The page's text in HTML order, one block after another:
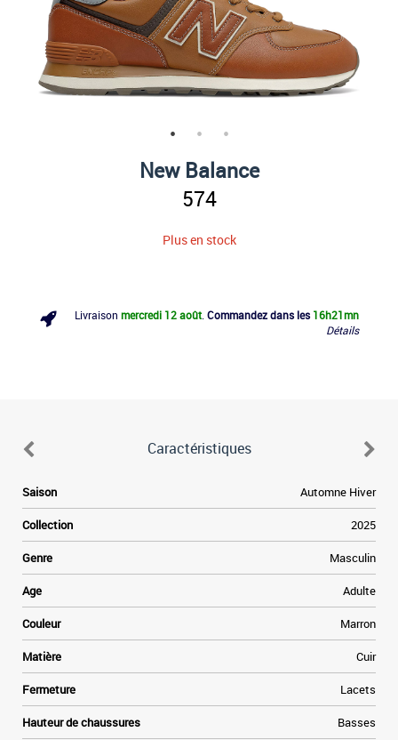
New Balance
574
Plus en stock
Livraison mercredi 12 août. Commandez dans les 16h21mn
Détails
Caractéristiques
Saison Automne Hiver
Collection 2025
Genre Masculin
Age Adulte
Couleur Marron
Matière Cuir
Fermeture Lacets
Hauteur de chaussures Basses